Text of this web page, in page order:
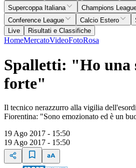
Supercoppa Italiana
Champions
Conference League
Calcio Estero
Live
Risultati e Classifiche
HomeMercatoVideoFotoRosa
Spalletti: "Ho una
forte"
Il tecnico nerazzurro alla vigilia
Fiorentina: "Sono emozionato ed è un
19 Ago 2017 - 15:50
19 Ago 2017 - 15:50